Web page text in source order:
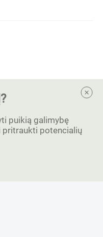
puikią galimybę
pritraukti potencialių